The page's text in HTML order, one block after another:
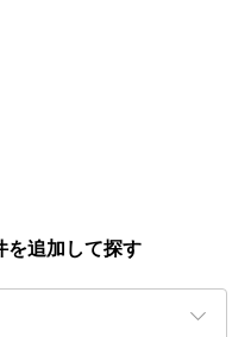
を追加して探す